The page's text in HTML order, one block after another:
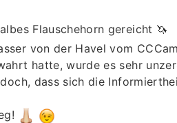
Flauschehorn gereicht 🦄
von der Havel vom
hatte, wurde es sehr
dass sich die